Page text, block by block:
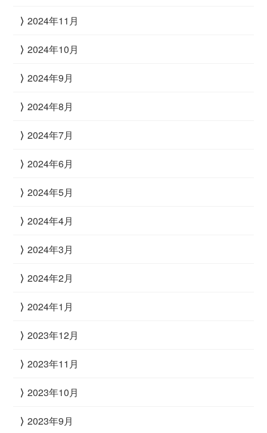
2024年11月
2024年10月
2024年9月
2024年8月
2024年7月
2024年6月
2024年5月
2024年4月
2024年3月
2024年2月
2024年1月
2023年12月
2023年11月
2023年10月
2023年9月